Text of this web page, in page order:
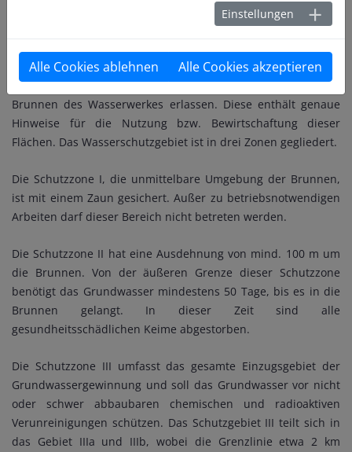
Die Qualität des Trinkwassers hängt unmittelbar von der
Verunreinigungen zu schützen, wurde von der
Bezirksregierung eine Wasserschutzverordnung für die
Brunnen des Wasserwerkes erlassen. Diese enthält genaue
Hinweise für die Nutzung bzw. Bewirtschaftung dieser
Flächen. Das Wasserschutzgebiet ist in drei Zonen gegliedert.
Die Schutzzone I, die unmittelbare Umgebung der Brunnen,
ist mit einem Zaun gesichert. Außer zu betriebsnotwendigen
Arbeiten darf dieser Bereich nicht betreten werden.
Die Schutzzone II hat eine Ausdehnung von mind. 100 m um
die Brunnen. Von der äußeren Grenze dieser Schutzzone
benötigt das Grundwasser mindestens 50 Tage, bis es in die
Brunnen gelangt. In dieser Zeit sind alle
gesundheitsschädlichen Keime abgestorben.
Die Schutzzone III umfasst das gesamte Einzugsgebiet der
Grundwassergewinnung und soll das Grundwasser vor nicht
oder schwer abbaubaren chemischen und radioaktiven
Verunreinigungen schützen. Das Schutzgebiet III teilt sich in
das Gebiet IIIa und IIIb, wobei die Grenzlinie etwa 2 km
Einstellungen
Alle Cookies ablehnen Alle Cookies akzeptieren